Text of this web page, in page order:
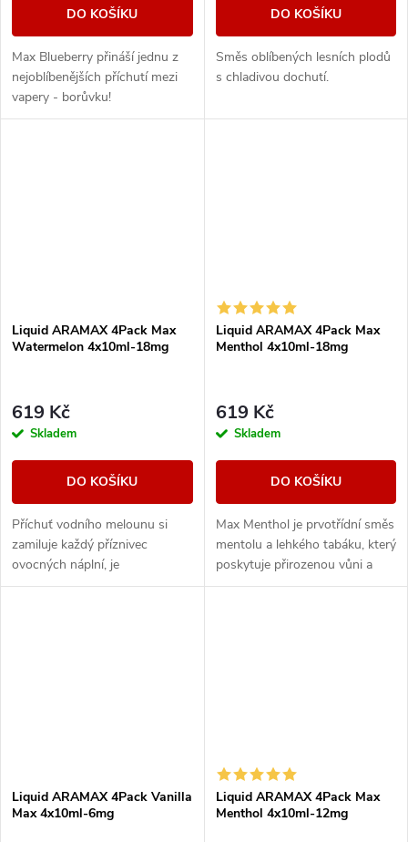
DO KOŠÍKU
Max Blueberry přináší jednu z
nejoblíbenějších příchutí mezi
vapery - borůvku!
DO KOŠÍKU
Směs oblíbených lesních plodů
s chladivou dochutí.
Liquid ARAMAX 4Pack Max
Watermelon 4x10ml-18mg
619 Kč
Skladem
DO KOŠÍKU
Příchuť vodního melounu si
zamiluje každý příznivec
ovocných náplní, je
charakteristický svou svěžestí.
Liquid ARAMAX 4Pack Max
Menthol 4x10ml-18mg
619 Kč
Skladem
DO KOŠÍKU
Max Menthol je prvotřídní směs
mentolu a lehkého tabáku, který
poskytuje přirozenou vůni a
maximální osvěžení.
Liquid ARAMAX 4Pack Vanilla
Max 4x10ml-6mg
Liquid ARAMAX 4Pack Max
Menthol 4x10ml-12mg